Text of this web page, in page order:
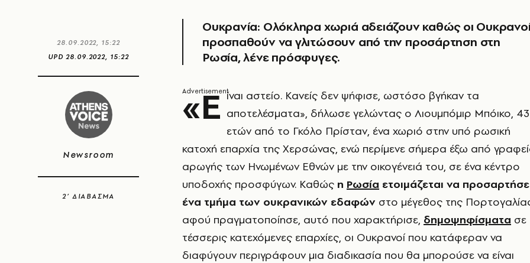
28.09.2022, 15:22
UPD28.09.2022, 15:22
Newsroom
2’ ΔΙΑΒΑΣΜΑ
Ουκρανία: Ολόκληρα χωριά αδειάζουν καθώς οι
προσπαθούν να γλιτώσουν από την προσάρτηση στη
Ρωσία, λένε πρόσφυγες.
«Ε ίναι αστείο. Κανείς δεν ψήφισε, ωστόσο βγήκαν τα
αποτελέσματα», δήλωσε γελώντας ο Λιουμπόμιρ Μπόικο, 43
ετών από το Γκόλο Πρίσταν, ένα χωριό στην υπό ρωσική
κατοχή επαρχία της Χερσώνας, ενώ περίμενε σήμερα έξω από
αρωγής των Ηνωμένων Εθνών με την οικογένειά του, σε ένα κέντρο
υποδοχής προσφύγων. Καθώς η Ρωσία ετοιμάζεται να
ένα τμήμα των ουκρανικών εδαφών στο μέγεθος της
αφού πραγματοποίησε, αυτό που χαρακτήρισε, δημοψηφίσματα σε
τέσσερις κατεχόμενες επαρχίες, οι Ουκρανοί που κατάφεραν να
διαφύγουν περιγράφουν μια διαδικασία που θα μπορούσε να είναι